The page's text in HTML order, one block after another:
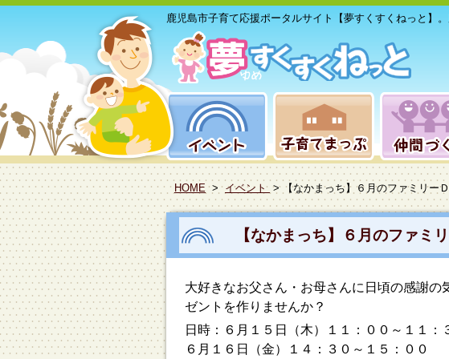
鹿児島市子育て応援ポータルサイト【夢すくすくねっと】
HOME > イベント > 【なかまっち】６月のファミリー
【なかまっち】６月のファミ
大好きなお父さん・お母さんに日頃の感謝
ゼントを作りませんか？
日時：６月１５日（木）１１：００～１１：
６月１６日（金）１４：３０～１５：００